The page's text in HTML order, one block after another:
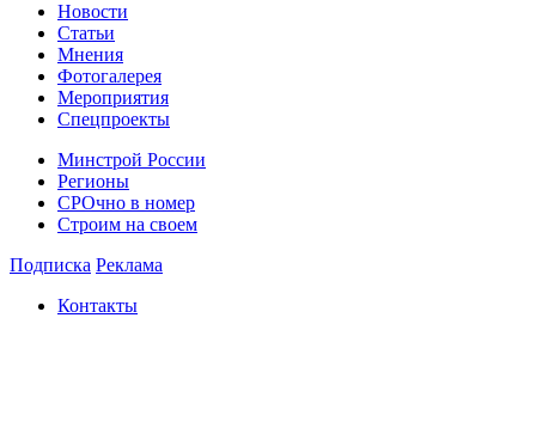
Новости
Статьи
Мнения
Фотогалерея
Мероприятия
Спецпроекты
Минстрой России
Регионы
СРОчно в номер
Строим на своем
Подписка Реклама
Контакты